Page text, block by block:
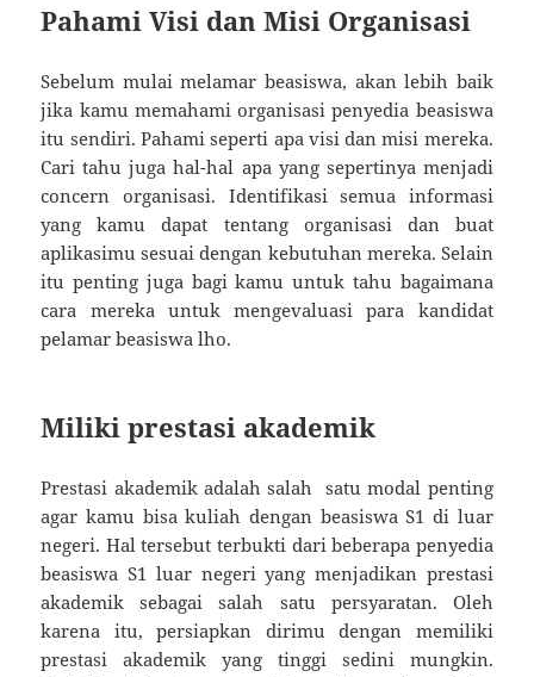
Pahami Visi dan Misi Organisasi
Sebelum mulai melamar beasiswa, akan lebih baik
jika kamu memahami organisasi penyedia beasiswa
itu sendiri. Pahami seperti apa visi dan misi mereka.
Cari tahu juga hal-hal apa yang sepertinya menjadi
concern organisasi. Identifikasi semua informasi
yang kamu dapat tentang organisasi dan buat
aplikasimu sesuai dengan kebutuhan mereka. Selain
itu penting juga bagi kamu untuk tahu bagaimana
cara mereka untuk mengevaluasi para kandidat
pelamar beasiswa lho.
Miliki prestasi akademik
Prestasi akademik adalah salah satu modal penting
agar kamu bisa kuliah dengan beasiswa S1 di luar
negeri. Hal tersebut terbukti dari beberapa penyedia
beasiswa S1 luar negeri yang menjadikan prestasi
akademik sebagai salah satu persyaratan. Oleh
karena itu, persiapkan dirimu dengan memiliki
prestasi akademik yang tinggi sedini mungkin.